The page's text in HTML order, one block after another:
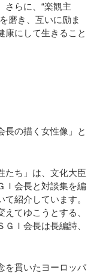
さらに、“楽観主
磨き、互いに励ま
康にして生きること
長の描く女性像」と
たち」は、文化大臣
Ｉ会長と対談集を編
紹介しています。
てゆこうとする、
Ｉ会長は長編詩、
を貫いたヨーロッパ